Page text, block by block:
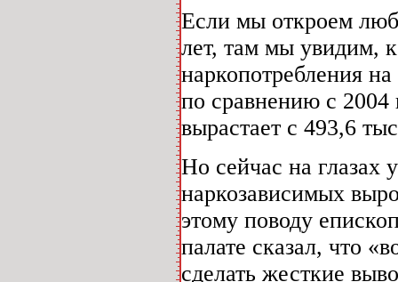
Если мы откроем
лет, там мы увидим,
наркопотребления
по сравнению с 2004
вырастает с 493,6
Но сейчас на глазах
наркозависимых
этому поводу
палате сказал, что
сделать жесткие